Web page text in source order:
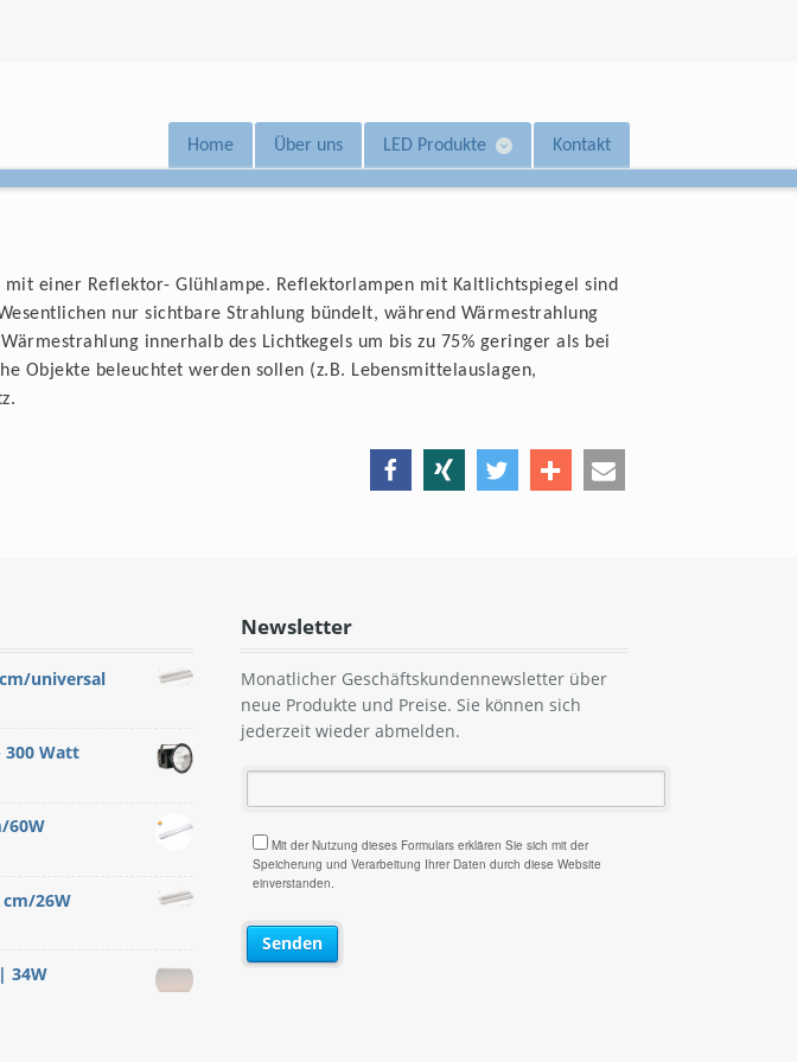
Home Über uns LED Produkte Kontakt
einer Reflektor- Glühlampe. Reflektorlampen mit Kaltlichtspiegel sind
nur sichtbare Strahlung bündelt, während Wärmestrahlung
innerhalb des Lichtkegels um bis zu 75% geringer als bei
Objekte beleuchtet werden sollen (z.B. Lebensmittelauslagen,
universal
300 Watt
60W
cm/26W
34W
Newsletter
Monatlicher Geschäftskundennewsletter über
neue Produkte und Preise. Sie können sich
jederzeit wieder abmelden.
Mit der Nutzung dieses Formulars erklären Sie sich mit der
Speicherung und Verarbeitung Ihrer Daten durch diese Website
einverstanden.